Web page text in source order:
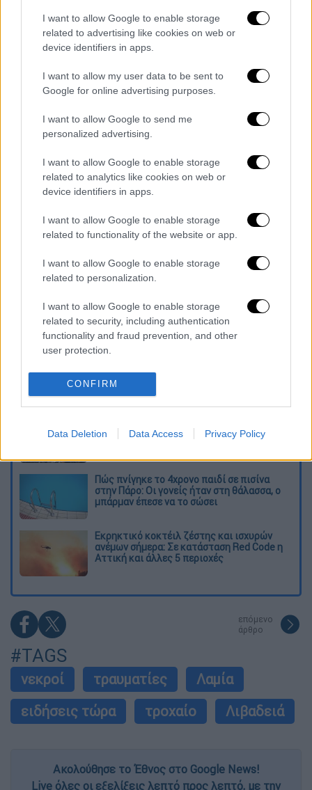
I want to allow Google to enable storage
related to advertising like cookies on web or
device identifiers in apps.
I want to allow my user data to be sent to
Google for online advertising purposes.
I want to allow Google to send me
personalized advertising.
I want to allow Google to enable storage
related to analytics like cookies on web or
device identifiers in apps.
I want to allow Google to enable storage
related to functionality of the website or app.
I want to allow Google to enable storage
related to personalization.
I want to allow Google to enable storage
related to security, including authentication
functionality and fraud prevention, and other
user protection.
CONFIRM
Data Deletion Data Access Privacy Policy
καταβολή του επιδόματος ρεύματος -
Αναρτήθηκαν τα ποσά
Μάγεψε η υπερπανσέληνος στον ουρανό -
Εντυπωσιακές εικόνες από το Φεγγάρι του
Αττική Οδός: Στο τραπέζι η ακριβότερη
διέλευση τις ώρες αιχμής - Επιταχύνονται οι
αποκρατικοποιήσεις του ΤΑΙΠΕΔ
κλώτσησε γυναίκα με βρέφος στην αγκαλιά
Αμμώδης, με ζεστά νερά και μηδαμινό
κόστος: Η παραλία-όνειρο 50’ μακριά από την
Αττική είναι το θερινό όνειρο των Αθηναίων
Διαβάστε ακόμη
σημαίνει η νίκη του Αμπντούλ Ελ-Σαγέντ
για τους Δημοκρατικούς
πλησίαζε τα 75 όταν τον αντάμωσε η δόξα –
Πώς πνίγηκε το 4χρονο παιδί σε πισίνα
στην Πάρο: Οι γονείς ήταν στη θάλασσα, ο
μπάρμαν έπεσε να το σώσει
Εκρηκτικό κοκτέιλ ζέστης και ισχυρών
ανέμων σήμερα: Σε κατάσταση Red Code η
Αττική και άλλες 5 περιοχές
επόμενο
άρθρο
#TAGS
νεκροί τραυματίες
Λαμία
ειδήσεις τώρα
τροχαίο Λιβαδειά
Ακολούθησε το Έθνος στο Google News!
Live όλες οι εξελίξεις λεπτό προς λεπτό, με την